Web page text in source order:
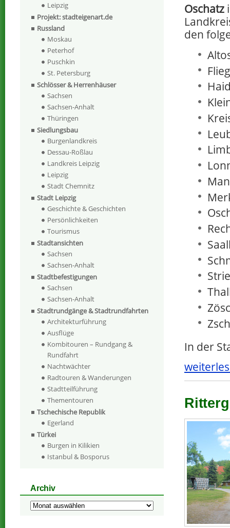
Oschatz
den
In der
Leipzig
Projekt: stadteigenart.de
Russland
Moskau
Peterhof
Puschkin
St. Petersburg
Schlösser & Herrenhäuser
Sachsen
Sachsen-Anhalt
Thüringen
Siedlungsbau
Burgenlandkreis
Dessau-Roßlau
Landkreis Leipzig
Leipzig
Stadt Chemnitz
Stadt Leipzig
Geschichte & Geschichten
Persönlichkeiten
Tourismus
Stadtansichten
Sachsen
Sachsen-Anhalt
Stadtbefestigungen
Sachsen
Sachsen-Anhalt
Stadtrundgänge & Stadtrundfahrten
Architekturführung
Ausflüge
Kombitouren – Rundgang &
Rundfahrt
Nachtwächter
Radtouren & Wanderungen
Stadtteilführung
Thementouren
Tschechische Republik
Egerland
Türkei
Burgen in Kilikien
Istanbul & Bosporus
Archiv
Archiv